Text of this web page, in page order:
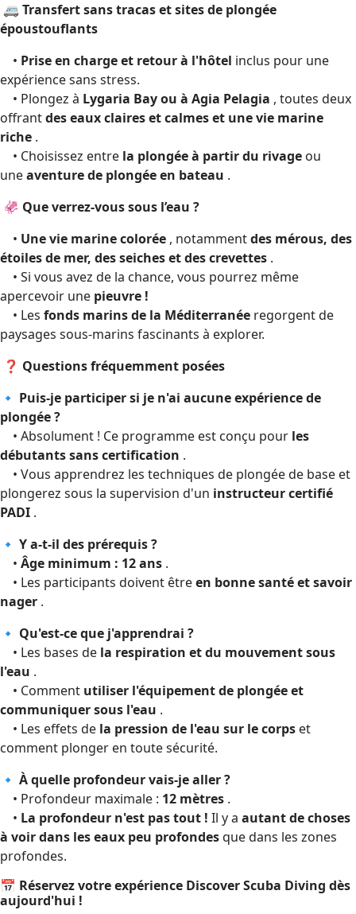
🚐 Transfert sans tracas et sites de plongée
époustouflants
• Prise en charge et retour à l'hôtel inclus pour une
expérience sans stress.
• Plongez à Lygaria Bay ou à Agia Pelagia , toutes deux
offrantdes eaux claires et calmes et une vie marine
riche .
• Choisissez entre la plongée à partir du rivage ou
uneaventure de plongée en bateau .
🦑 Que verrez-vous sous l’eau ?
• Une vie marine colorée , notammentdes mérous, des
étoiles de mer, des seiches et des crevettes .
• Si vous avez de la chance, vous pourrez même
apercevoir une pieuvre !
• Les fonds marins de la Méditerranée regorgent de
paysages sous-marins fascinants à explorer.
❓ Questions fréquemment posées
🔹 Puis-je participer si je n'ai aucune expérience de
plongée ?
• Absolument ! Ce programme est conçu pour les
débutants sans certification .
• Vous apprendrez les techniques de plongée de base et
plongerez sous la supervision d'un instructeur certifié
PADI .
🔹 Y a-t-il des prérequis ?
• Âge minimum : 12 ans .
• Les participants doivent êtreen bonne santé et savoir
nager .
🔹 Qu'est-ce que j'apprendrai ?
• Les bases de la respiration et du mouvement sous
l'eau .
• Comment utiliser l'équipement de plongée et
communiquer sous l'eau .
• Les effets de la pression de l'eau sur le corps et
comment plonger en toute sécurité.
🔹 À quelle profondeur vais-je aller ?
• Profondeur maximale : 12 mètres .
• La profondeur n'est pas tout ! Il y a autant de choses
à voir dans les eaux peu profondesque dans les zones
profondes.
📅 Réservez votre expérience Discover Scuba Diving dès
aujourd'hui !